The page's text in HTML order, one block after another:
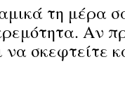
τη μέρα
Αν
να σκεφτείτε